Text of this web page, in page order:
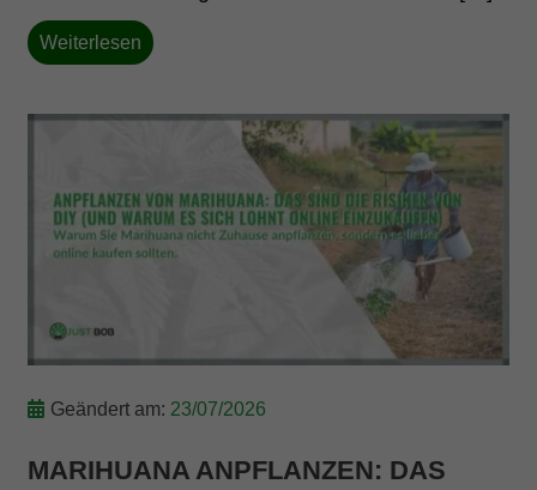
Weiterlesen
Geändert am: 23/07/2026
MARIHUANA ANPFLANZEN: DAS